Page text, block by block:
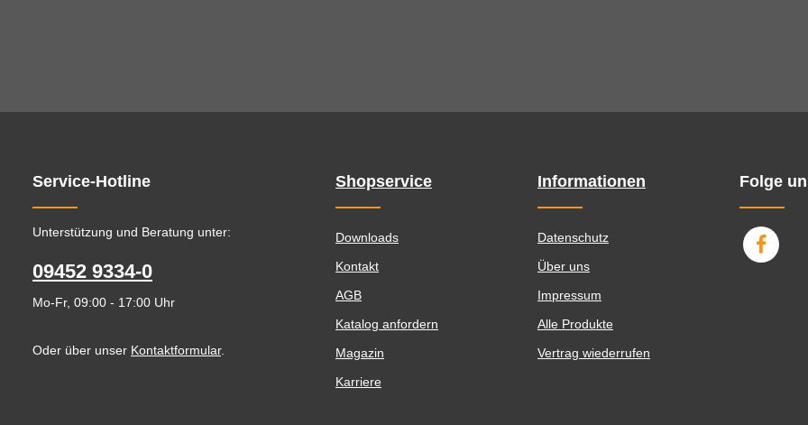
Service-Hotline
Unterstützung und Beratung unter:
09452 9334-0
Mo-Fr, 09:00 - 17:00 Uhr
Oder über unser Kontaktformular.
Shopservice
Downloads
Kontakt
AGB
Katalog anfordern
Magazin
Karriere
Informationen
Datenschutz
Über uns
Impressum
Alle Produkte
Vertrag wiederrufen
Folge